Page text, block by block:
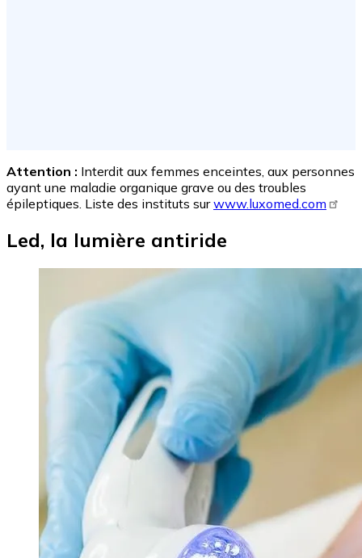
Attention : Interdit aux femmes enceintes, aux personnes
ayant une maladie organique grave ou des troubles
épileptiques. Liste des instituts surwww.luxomed.com
Led, la lumière antiride